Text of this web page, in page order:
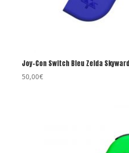
Joy-Con Switch Bleu Zelda
50,00€